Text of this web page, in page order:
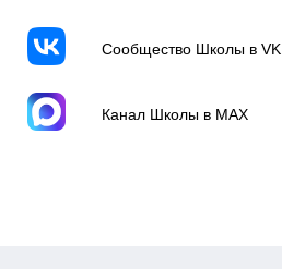
Сообщество Школы в VK
Канал Школы в MAX